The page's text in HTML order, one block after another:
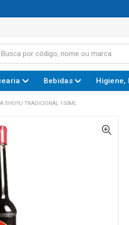
Bebidas Higiene,
SHOYU TRADICIONAL 150ML